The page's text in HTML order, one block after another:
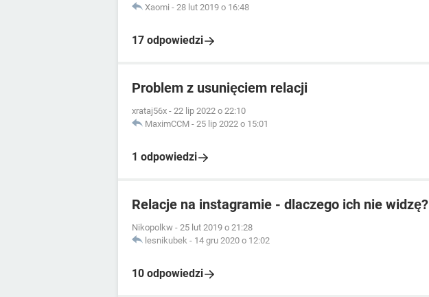
Xaomi - 28 lut 2019 o 16:48
17 odpowiedzi
Problem z usunięciem relacji
xrataj56x - 22 lip 2022 o 22:10
MaximCCM - 25 lip 2022 o 15:01
1 odpowiedzi
Relacje na instagramie - dlaczego ich nie widzę?
Nikopolkw - 25 lut 2019 o 21:28
lesnikubek - 14 gru 2020 o 12:02
10 odpowiedzi